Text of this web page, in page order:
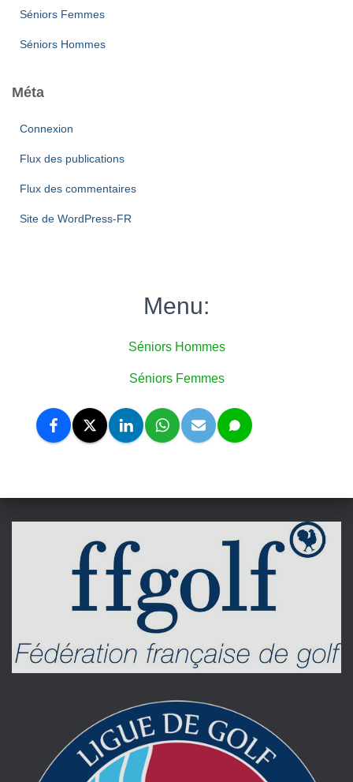
Séniors Femmes
Séniors Hommes
Méta
Connexion
Flux des publications
Flux des commentaires
Site de WordPress-FR
Menu:
Séniors Hommes
Séniors Femmes